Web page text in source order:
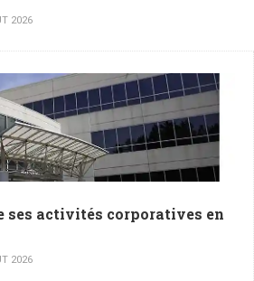
2026
activités corporatives en
2026